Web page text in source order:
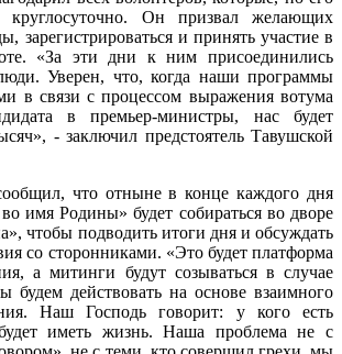
круглосуточно. Он призвал желающих
зарегистрироваться и принять участие в
«За эти дни к ним присоединились
Уверен, что, когда наши программы
в связи с процессом выражения вотума
в премьер-министры, нас будет
- заключил предстоятель Тавушской
что отныне в конце каждого дня
имя Родины» будет собираться во дворе
чтобы подводить итоги дня и обсуждать
со сторонниками. «Это будет платформа
а митинги будут созываться в случае
будем действовать на основе взаимного
Наш Господь говорит: у кого есть
иметь жизнь. Наша проблема не с